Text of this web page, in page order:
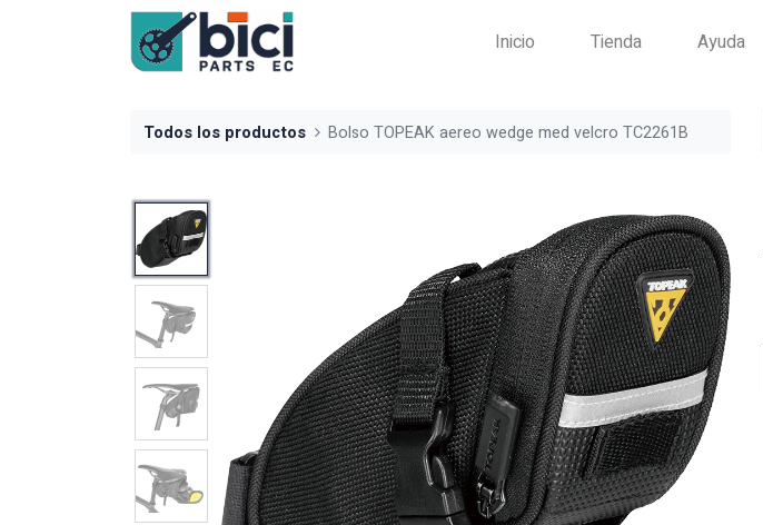
Inicio Tienda Ayuda
Todos los productos Bolso TOPEAK aereo wedge med velcro TC2261B